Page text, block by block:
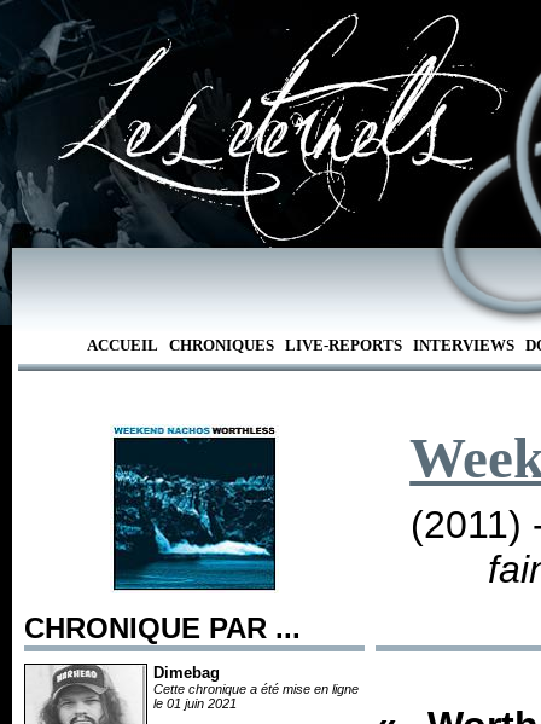
ACCUEIL CHRONIQUES LIVE-REPORTS INTERVIEWS
CHRONIQUE PAR ...
Dimebag
Cette chronique a été mise en ligne
le 01 juin 2021
(2011)